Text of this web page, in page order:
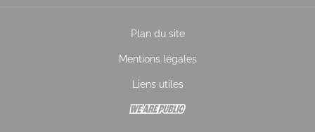
Plan du site
Mentions légales
Liens utiles